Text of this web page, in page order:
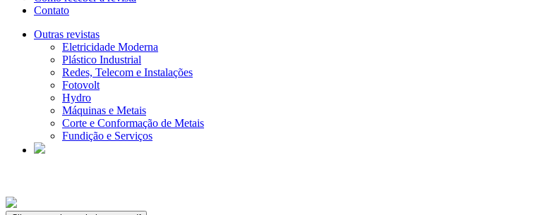
Contato
Outras revistas
Eletricidade Moderna
Plástico Industrial
Redes, Telecom e Instalações
Fotovolt
Hydro
Máquinas e Metais
Corte e Conformação de Metais
Fundição e Serviços